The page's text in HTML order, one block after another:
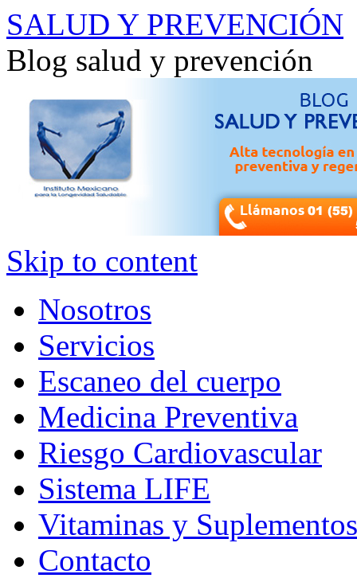
SALUD Y PREVENCIÓN
Blog salud y prevención
Skip to content
Nosotros
Servicios
Escaneo del cuerpo
Medicina Preventiva
Riesgo Cardiovascular
Sistema LIFE
Vitaminas y Suplementos
Contacto